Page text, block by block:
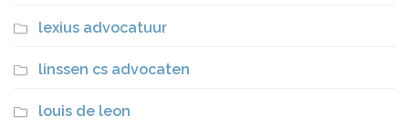
lexius advocatuur
linssen cs advocaten
louis de leon